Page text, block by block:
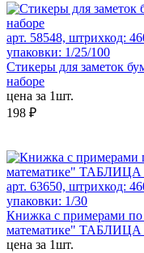
арт. 58548, штрихкод:
упаковки: 1/25/100
Стикеры для заметок
наборе
цена за 1шт.
198 ₽
арт. 63650, штрихкод:
упаковки: 1/30
Книжка с примерами по
математике"
цена за 1шт.